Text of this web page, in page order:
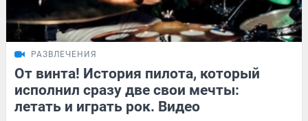
РАЗВЛЕЧЕНИЯ
От винта! История пилота, который
исполнил сразу две свои мечты:
летать и играть рок. Видео